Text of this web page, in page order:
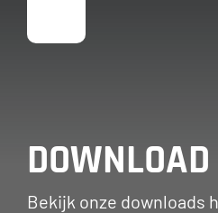
naar
DOWNLOAD
Bekijk onze downloads